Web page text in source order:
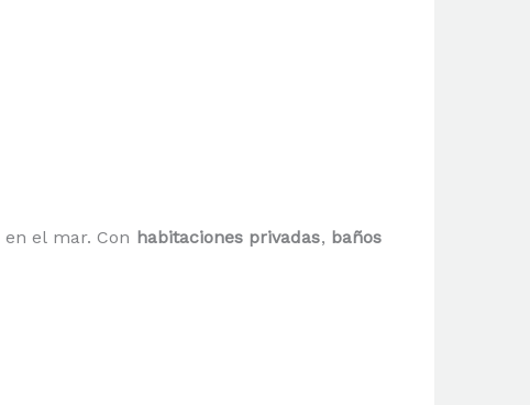
en el mar. Con habitaciones privadas, baños